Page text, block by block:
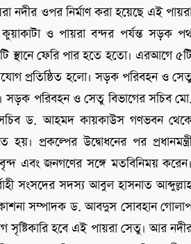
নদীর ওপর নির্মাণ করা হয়েছে এই
ও পায়রা বন্দর পর্যন্ত সড়ক
স্থানে ফেরি পার হতে হতো। এরআগে
প্রতিষ্ঠিত হলো। সড়ক পরিবহন ও
সড়ক পরিবহন ও সেতু বিভাগের সচিব মো.
সচিব ড. আহমদ কায়কাউস গণভবন
প্রকল্পের উদ্বোধনের পর
এবং জনগণের সঙ্গে মতবিনিময় করেন।
সংসদের সদস্য আবুল হাসনাত
সম্পাদক ড. আবদুস সোবহান
সৃষ্টিকারি হবে এই পায়রা সেতু। আর